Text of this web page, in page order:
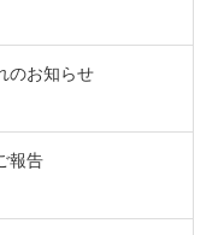
のお知らせ
報告